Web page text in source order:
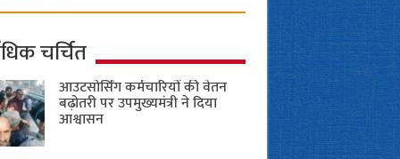
चर्चित
आउटसोर्सिंग कर्मचारियों की वेतन
बढ़ोतरी पर उपमुख्यमंत्री ने दिया
आश्वासन